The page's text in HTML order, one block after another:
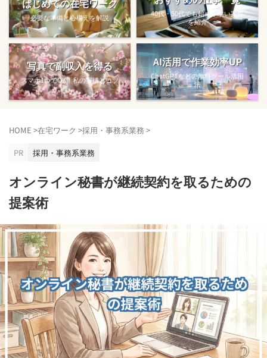
方法【主婦でも使え...
はじめての在宅ワーク
必要な準備と心構えを解説
40代・50代でも始めやすい案件
を紹介
写真で副収入を得る
スマホ1つでOK！私の実績とコツ
AI活用で作業効率UP
ChatGPTなどの無料ツール活用
法
HOME >在宅ワーク >採用・事務系業務 >
PR
採用・事務系業務
オンライン秘書が継続契約を取るための
提案術